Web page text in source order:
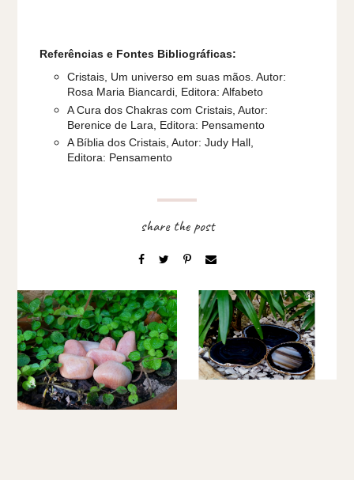
Referências e Fontes Bibliográficas:
Cristais, Um universo em suas mãos. Autor:
Rosa Maria Biancardi, Editora: Alfabeto
A Cura dos Chakras com Cristais, Autor:
Berenice de Lara, Editora: Pensamento
A Bíblia dos Cristais, Autor: Judy Hall,
Editora: Pensamento